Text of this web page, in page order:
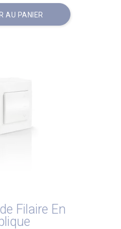
AU PANIER
Filaire En